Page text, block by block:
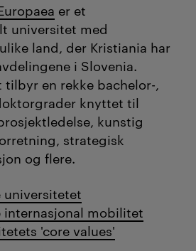
er et
universitet med
land, der Kristiania har
i Slovenia.
tilbyr en rekke bachelor-,
knyttet til
kunstig
strategisk
og flere.
universitetet
internasjonal mobilitet
'core values'